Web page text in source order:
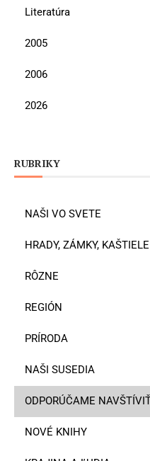
Literatúra
2005
2006
2026
RUBRIKY
NAŠI VO SVETE
HRADY, ZÁMKY, KAŠTIELE
RÔZNE
REGIÓN
PRÍRODA
NAŠI SUSEDIA
ODPORÚČAME
NOVÉ KNIHY